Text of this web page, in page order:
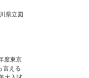
県立図
度東京
言える